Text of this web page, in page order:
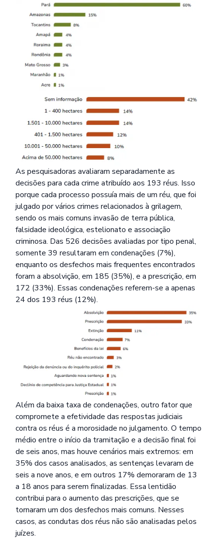
As pesquisadoras avaliaram separadamente as
decisões para cada crime atribuído aos 193 réus. Isso
porque cada processo possuía mais de um réu, que foi
julgado por vários crimes relacionados à grilagem,
sendo os mais comuns invasão de terra pública,
falsidade ideológica, estelionato e associação
criminosa. Das 526 decisões avaliadas por tipo penal,
somente 39 resultaram em condenações (7%),
enquanto os desfechos mais frequentes encontrados
foram a absolvição, em 185 (35%), e a prescrição, em
172 (33%). Essas condenações referem-se a apenas
24 dos 193 réus (12%).
Além da baixa taxa de condenações, outro fator que
compromete a efetividade das respostas judiciais
contra os réus é a morosidade no julgamento. O tempo
médio entre o início da tramitação e a decisão final foi
de seis anos, mas houve cenários mais extremos: em
35% dos casos analisados, as sentenças levaram de
seis a nove anos, e em outros 17% demoraram de 13
a 18 anos para serem finalizadas. Essa lentidão
contribui para o aumento das prescrições, que se
tornaram um dos desfechos mais comuns. Nesses
casos, as condutas dos réus não são analisadas pelos
juízes.